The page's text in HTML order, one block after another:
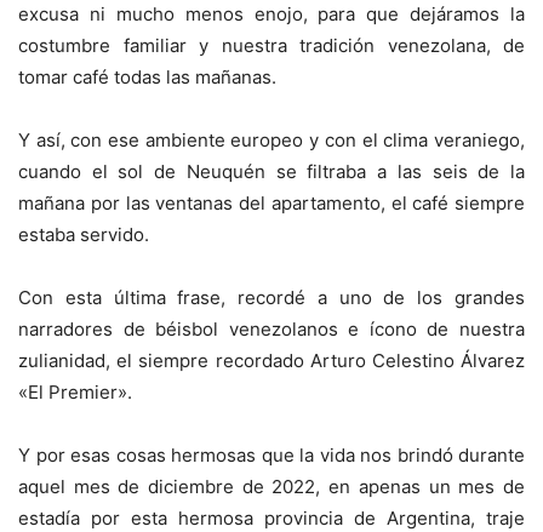
excusa ni mucho menos enojo, para que dejáramos la
costumbre familiar y nuestra tradición venezolana, de
tomar café todas las mañanas.
Y así, con ese ambiente europeo y con el clima veraniego,
cuando el sol de Neuquén se filtraba a las seis de la
mañana por las ventanas del apartamento, el café siempre
estaba servido.
Con esta última frase, recordé a uno de los grandes
narradores de béisbol venezolanos e ícono de nuestra
zulianidad, el siempre recordado Arturo Celestino Álvarez
«El Premier».
Y por esas cosas hermosas que la vida nos brindó durante
aquel mes de diciembre de 2022, en apenas un mes de
estadía por esta hermosa provincia de Argentina, traje